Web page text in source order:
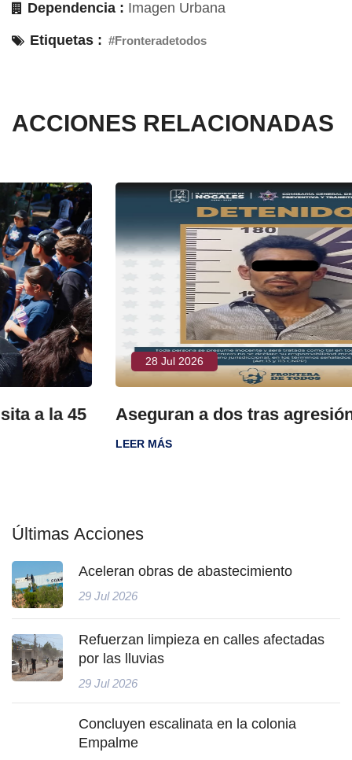
Dependencia : Imagen Urbana
Etiquetas : #Fronteradetodos
ACCIONES RELACIONADAS
28 Jul 2026
Aseguran a dos tras agresión a
Últimas Acciones
Aceleran obras de abastecimiento
29 Jul 2026
Refuerzan limpieza en calles afectadas
por las lluvias
29 Jul 2026
Concluyen escalinata en la colonia
Empalme